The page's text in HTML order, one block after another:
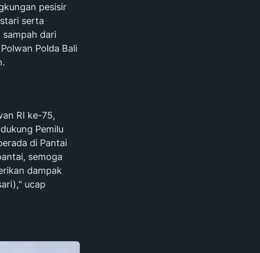
pesisir
serta
dari
Polda Bali
RI ke-75,
Pemilu
di Pantai
semoga
dampak
ucap